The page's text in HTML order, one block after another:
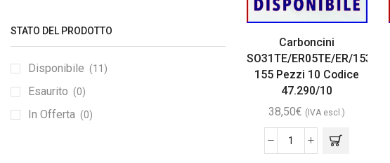
Carboncini
SO31TE/ER05TE/ER/153-
155 Pezzi 10 Codice
47.290/10
38,50€ (IVA escl.)
STATO DEL PRODOTTO
Disponibile (11)
Esaurito (0)
In Offerta (0)